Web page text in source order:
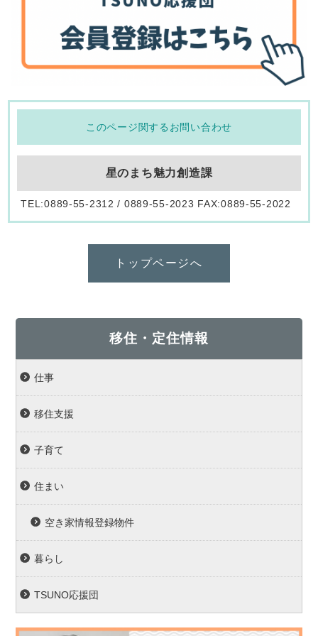
このページ関するお問い合わせ
星のまち魅力創造課
TEL:0889-55-2312 / 0889-55-2023 FAX:0889-55-2022
トップページへ
移住・定住情報
仕事
移住支援
子育て
住まい
空き家情報登録物件
暮らし
TSUNO応援団